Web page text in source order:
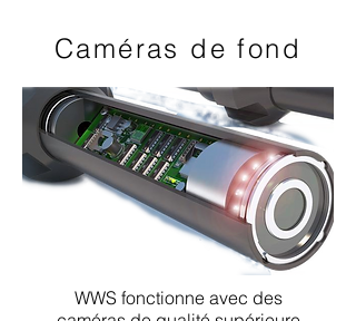
Caméras de fond
WWS fonctionne avec des